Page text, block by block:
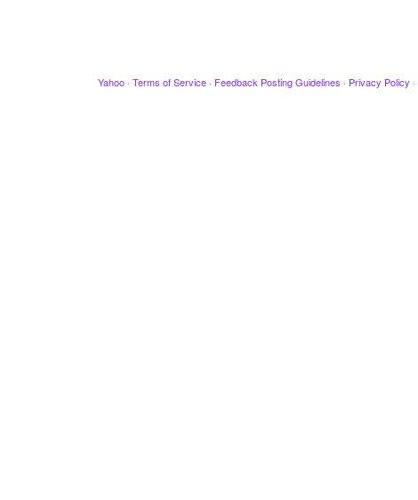
Yahoo · Terms of Service · Feedback Posting Guidelines · Privacy Policy ·